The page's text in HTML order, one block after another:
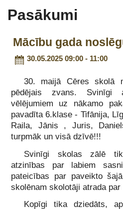
Pasākumi
Mācību gada
30.05.2025 09:00 - 11:00
30. maijā Cēres skolā
pēdējais zvans.
vēlējumiem uz nākamo
pavadīta 6.klase - Tifānija,
Raila, Jānis , Juris,
turpmāk un visā dzīvē!!!
Svinīgi skolas zālē
atzinības par labiem
pateicības par paveikto
skolēnam skolotāji atrada
Kopīgi tika dziedāts,